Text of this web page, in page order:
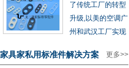
了传统工厂的转型
升级,以美的空调广
州和武汉工厂实现
更多>>
家具家私用标准件解决方案